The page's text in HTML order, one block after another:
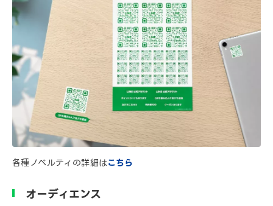
各種ノベルティの詳細はこちら
オーディエンス